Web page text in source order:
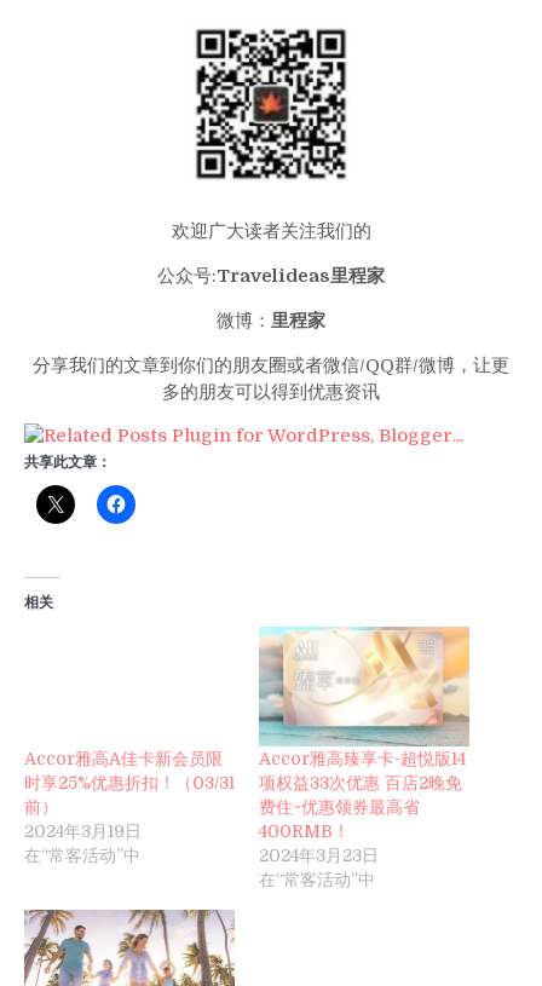
欢迎广大读者关注我们的
公众号:Travelideas里程家
微博： 里程家
分享我们的文章到你们的朋友圈或者微信/QQ群/微博，让更
多的朋友可以得到优惠资讯
共享此文章：
相关
Accor雅高A佳卡新会员限
时享25%优惠折扣！（03/31
前）
2024年3月19日
在“常客活动”中
Accor雅高臻享卡-超悦版14
项权益33次优惠 百店2晚免
费住~优惠领券最高省
400RMB！
2024年3月23日
在“常客活动”中